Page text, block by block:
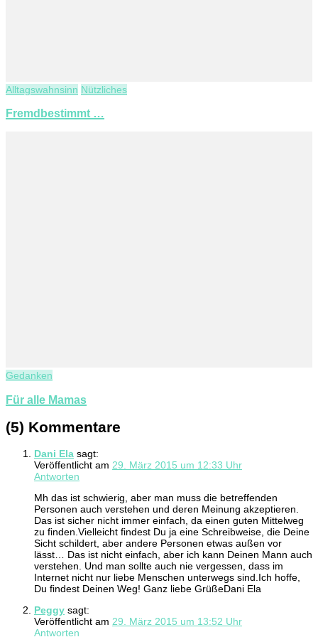
Alltagswahnsinn Nützliches
Fremdbestimmt …
Gedanken
Für alle Mamas
(5) Kommentare
Dani Ela sagt:
Veröffentlicht am 29. März 2015 um 12:33 Uhr
Antworten
Mh das ist schwierig, aber man muss die betreffenden
Personen auch verstehen und deren Meinung akzeptieren.
Das ist sicher nicht immer einfach, da einen guten Mittelweg
zu finden.Vielleicht findest Du ja eine Schreibweise, die Deine
Sicht schildert, aber andere Personen etwas außen vor
lässt… Das ist nicht einfach, aber ich kann Deinen Mann auch
verstehen. Und man sollte auch nie vergessen, dass im
Internet nicht nur liebe Menschen unterwegs sind.Ich hoffe,
Du findest Deinen Weg! Ganz liebe GrüßeDani Ela
Peggy sagt:
Veröffentlicht am 29. März 2015 um 13:52 Uhr
Antworten